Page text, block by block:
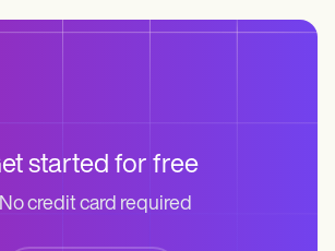
started for free
credit card required